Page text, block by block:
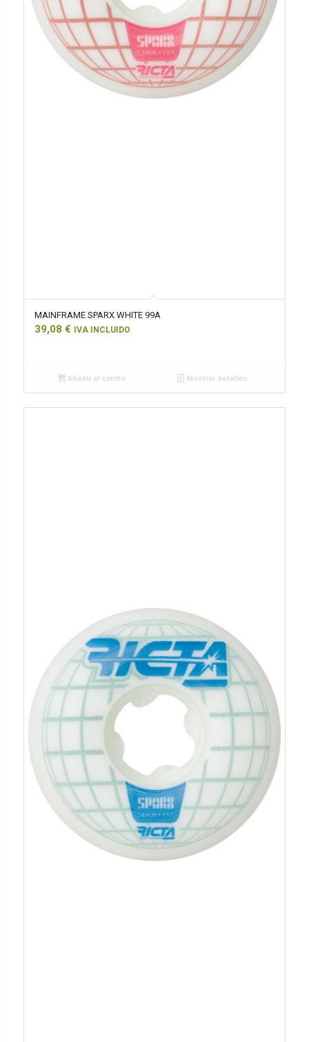
MAINFRAME SPARX WHITE 99A
39,08 € IVA INCLUIDO
Añadir al carrito Mostrar detalles